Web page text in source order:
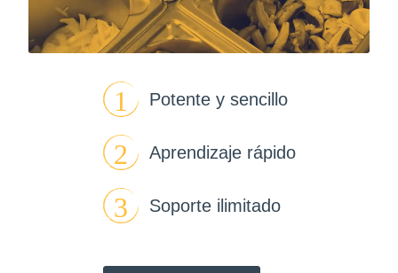
Potente y sencillo
Aprendizaje rápido
Soporte ilimitado